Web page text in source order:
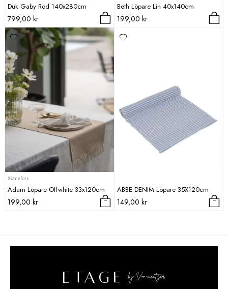
Duk Gaby Röd 140x280cm
799,00 kr
Beth Löpare Lin 40x140cm
199,00 kr
Svanefors
Adam Löpare Offwhite 33x120cm
199,00 kr
ABBE DENIM Löpare 35X120cm
149,00 kr